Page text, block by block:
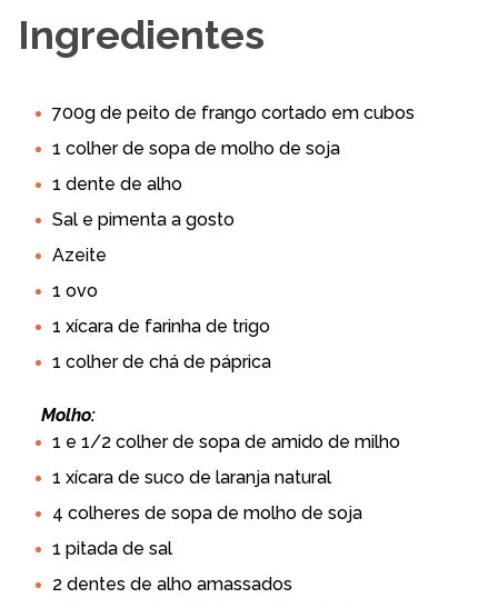
Ingredientes
700g de peito de frango cortado em cubos
1 colher de sopa de molho de soja
1 dente de alho
Sal e pimenta a gosto
Azeite
1 ovo
1 xícara de farinha de trigo
1 colher de chá de páprica
Molho:
1 e 1/2 colher de sopa de amido de milho
1 xícara de suco de laranja natural
4 colheres de sopa de molho de soja
1 pitada de sal
2 dentes de alho amassados